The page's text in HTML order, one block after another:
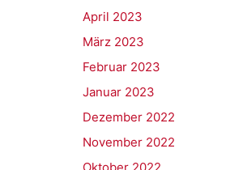
April 2023
März 2023
Februar 2023
Januar 2023
Dezember 2022
November 2022
Oktober 2022